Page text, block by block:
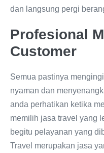
dan langsung pergi
Profesional
Customer
Semua pastinya
nyaman dan
anda perhatikan ketika
memilih jasa travel yang
begitu pelayanan yang
Travel merupakan jasa